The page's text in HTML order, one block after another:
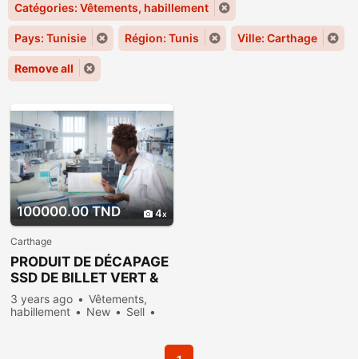
Catégories: Vêtements, habillement
Pays: Tunisie Région: Tunis Ville: Carthage
Remove all
100000.00 TND 4
Carthage
PRODUIT DE DÉCAPAGE
SSD DE BILLET VERT &
NOIR
3 years ago
Vêtements,
habillement
New
Sell